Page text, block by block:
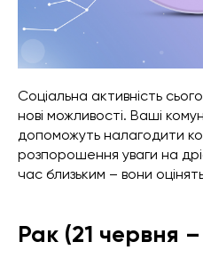
Соціальна активність
нові можливості. Ваші
допоможуть налагодити
розпорошення уваги на
час близьким – вони
Рак (21 червня